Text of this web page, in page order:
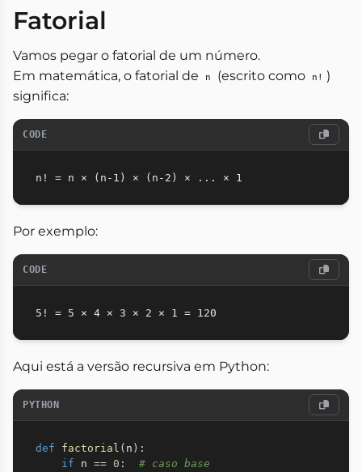
Fatorial
Vamos pegar o fatorial de um número.
Em matemática, o fatorial de
n (escrito como n! )
significa:
CODE
Por exemplo:
CODE
Aqui está a versão recursiva em Python:
PYTHON
def factorial ( n ) :
if n == 0 :
# caso base